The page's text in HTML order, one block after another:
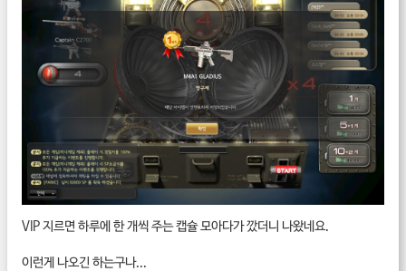
VIP 지르면 하루에 한 개씩 주는 캡슐 모아다가 깠더니 나왔네요.
이런게 나오긴 하는구나...